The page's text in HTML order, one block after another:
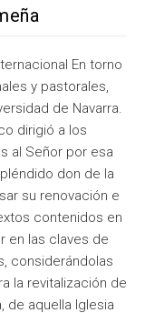
En torno
y pastorales,
de Navarra.
dirigió a los
al Señor por esa
don de la
su renovación e
contenidos en
en las claves de
considerándolas
la revitalización de
de aquella Iglesia